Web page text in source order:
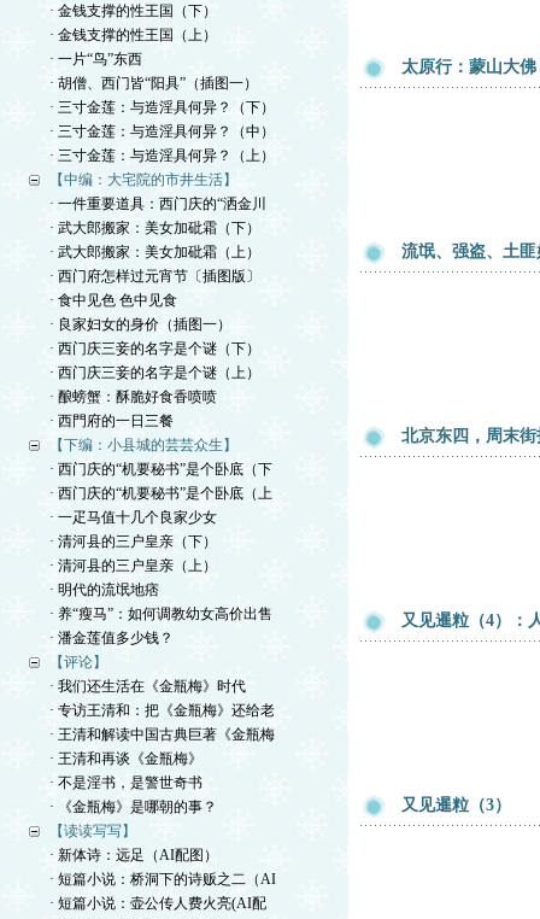
· 金钱支撑的性王国（下）
· 金钱支撑的性王国（上）
· 一片“鸟”东西
· 胡僧、西门皆“阳具”（插图一）
· 三寸金莲：与造淫具何异？（下）
· 三寸金莲：与造淫具何异？（中）
· 三寸金莲：与造淫具何异？（上）
【中编：大宅院的市井生活】
· 一件重要道具：西门庆的“洒金川
· 武大郎搬家：美女加砒霜（下）
· 武大郎搬家：美女加砒霜（上）
· 西门府怎样过元宵节〔插图版〕
· 食中见色 色中见食
· 良家妇女的身价（插图一）
· 西门庆三妾的名字是个谜（下）
· 西门庆三妾的名字是个谜（上）
· 酿螃蟹：酥脆好食香喷喷
· 西門府的一日三餐
【下编：小县城的芸芸众生】
· 西门庆的“机要秘书”是个卧底（下
· 西门庆的“机要秘书”是个卧底（上
· 一疋马值十几个良家少女
· 清河县的三户皇亲（下）
· 清河县的三户皇亲（上）
· 明代的流氓地痞
· 养“瘦马”：如何调教幼女高价出售
· 潘金莲值多少钱？
【评论】
· 我们还生活在《金瓶梅》时代
· 专访王清和：把《金瓶梅》还给老
· 王清和解读中国古典巨著《金瓶梅
· 王清和再谈《金瓶梅》
· 不是淫书，是警世奇书
· 《金瓶梅》是哪朝的事？
【读读写写】
· 新体诗：远足（AI配图）
· 短篇小说：桥洞下的诗贩之二（AI
· 短篇小说：壶公传人费火亮(AI配
太原行：蒙山大
流氓、强盗、土
北京东四，周末街
又见暹粒（4）：
又见暹粒（3）